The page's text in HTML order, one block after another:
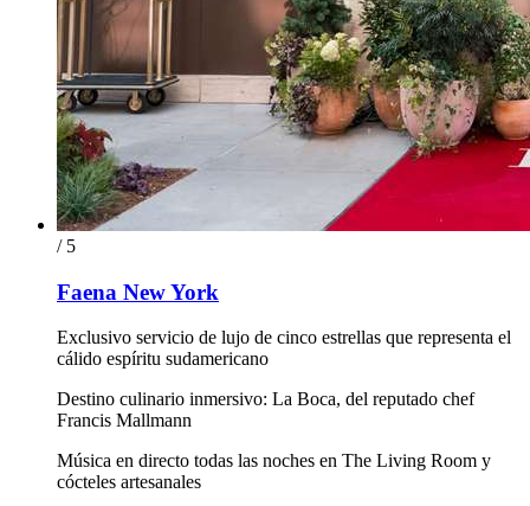
/ 5
Faena New York
Exclusivo servicio de lujo de cinco estrellas que representa el
cálido espíritu sudamericano
Destino culinario inmersivo: La Boca, del reputado chef
Francis Mallmann
Música en directo todas las noches en The Living Room y
cócteles artesanales